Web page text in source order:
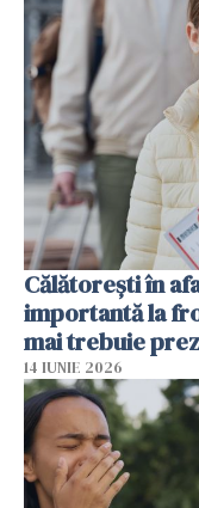
Călătorești în
importantă la
mai trebuie
14 IUNIE 2026